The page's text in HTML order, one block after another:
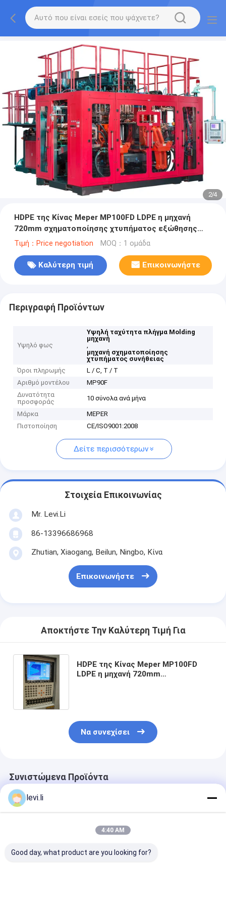
2/4
HDPE της Κίνας Meper MP100FD LDPE η μηχανή
720mm σχηματοποίησης χτυπήματος εξώθησης
τραβέρσα ανατροφοδοτεί
Τιμή：Price negotiation MOQ：1 ομάδα
Καλύτερη τιμή Επικοινωνήστε
Περιγραφή Προϊόντων
Υψηλό φως
Υψηλή ταχύτητα πλήγμα Molding
μηχανή
,
μηχανή σχηματοποίησης
χτυπήματος συνήθειας
Όροι πληρωμής
L / C, T / T
Αριθμό μοντέλου
MP90F
Δυνατότητα
προσφοράς
10 σύνολα ανά μήνα
Μάρκα
MEPER
Πιστοποίηση
CE/ISO9001:2008
Δείτε περισσότερων
Στοιχεία Επικοινωνίας
Mr. Levi.Li
86-13396686968
Zhutian, Xiaogang, Beilun, Ningbo, Κίνα
Επικοινωνήστε
Αποκτήστε Την Καλύτερη Τιμή Για
HDPE της Κίνας Meper MP100FD
LDPE η μηχανή 720mm
Να συνεχίσει
Συνιστώμενα Προϊόντα
levi.li
4:40 AM
Good day, what product are you looking for?